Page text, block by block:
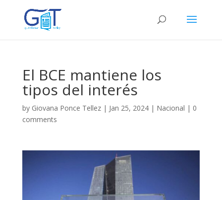
El BCE mantiene los
tipos del interés
by Giovana Ponce Tellez| Jan 25, 2024| Nacional | 0
comments